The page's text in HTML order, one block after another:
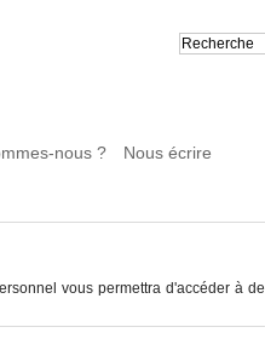
nous ? Nous écrire
vous permettra d'accéder à de